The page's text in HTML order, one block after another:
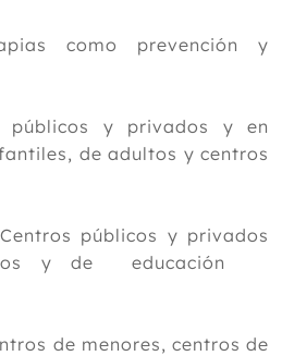
como prevención y
públicos y privados y en
de adultos y centros
públicos y privados
y de educación
de menores, centros de